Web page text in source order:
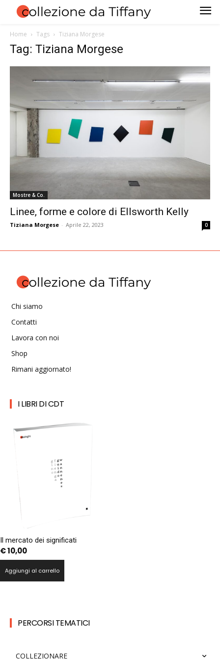
Home Tags Tiziana Morgese
Tag: Tiziana Morgese
Mostre & Co.
Linee, forme e colore di Ellsworth Kelly
Tiziana Morgese - Aprile 22, 2023 0
Chi siamo
Contatti
Lavora con noi
Shop
Rimani aggiornato!
I LIBRI DI CDT
Il mercato dei significati
€10,00
Aggiungi al carrello
PERCORSI TEMATICI
COLLEZIONARE